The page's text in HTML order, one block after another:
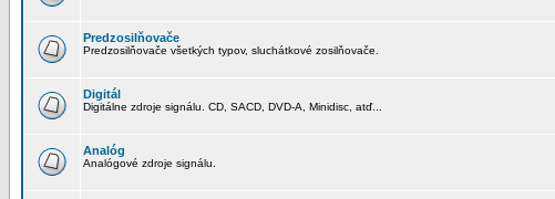
Predzosilňovače
Predzosilňovače všetkých typov, sluchátkové zosilňovače.
Digitál
Digitálne zdroje signálu. CD, SACD, DVD-A, Minidisc, atď...
Analóg
Analógové zdroje signálu.